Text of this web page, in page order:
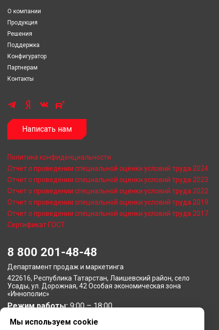
О компании
Продукция
Решения
Поддержка
Конфигуратор
Партнерам
Контакты
Написать нам
Политика конфиденциальности
Отчет о проведении специальной оценки условий труда 2024
Отчет о проведении специальной оценки условий труда 2023
Отчет о проведении специальной оценки условий труда 2022
Отчет о проведении специальной оценки условий труда 2019
Отчет о проведении специальной оценки условий труда 2017
Сертификат ГОСТ
8 800 201-48-48
Департамент продаж и маркетинга
422616, Республика Татарстан, Лаишевский район, село
Усады, ул. Дорожная, 42 Особая экономическая зона
«Иннополис»
Режим работы:9:00 – 18:00
Московское представительство
Мы используем cookie